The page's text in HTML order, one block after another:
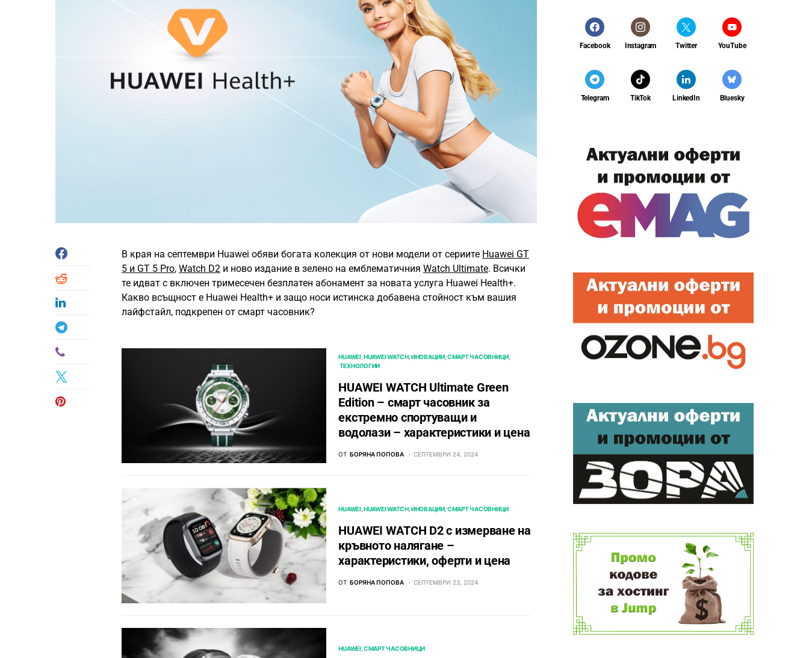
В края на септември Huawei обяви богата колекция от нови модели от сериите Huawei GT
5 и GT 5 Pro, Watch D2 и ново издание в зелено на емблематичния Watch Ultimate. Всички
те идват с включен тримесечен безплатен абонамент за новата услуга Huawei Health+.
Какво всъщност е Huawei Health+ и защо носи истинска добавена стойност към вашия
лайфстайл, подкрепен от смарт часовник?
HUAWEI HUAWEI WATCH ИНОВАЦИИ СМАРТ ЧАСОВНИЦИ
ТЕХНОЛОГИИ
HUAWEI WATCH Ultimate Green
Edition – смарт часовник за
екстремно спортуващи и
водолази – характеристики и цена
ОТ БОРЯНА ПОПОВА СЕПТЕМВРИ 24, 2024
HUAWEI HUAWEI WATCH ИНОВАЦИИ СМАРТ ЧАСОВНИЦИ
HUAWEI WATCH D2 с измерване на
кръвното налягане –
характеристики, оферти и цена
ОТ БОРЯНА ПОПОВА СЕПТЕМВРИ 23, 2024
HUAWEI СМАРТ ЧАСОВНИЦИ
Facebook Instagram Twitter YouTube
Telegram TikTok LinkedIn Bluesky